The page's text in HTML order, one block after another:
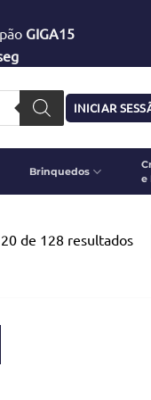
GIGA15
INICIAR
Brinquedos
e
de 128 resultados